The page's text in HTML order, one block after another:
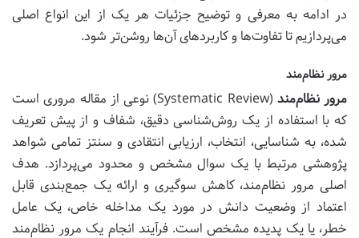
در ادامه به معرفی و توضیح جزئیات هر یک از این انواع اصلی
می‌پردازیم تا تفاوت‌ها و کاربردهای آن‌ها روشن‌تر شود.
مرور نظام‌مند
مرور نظام‌مند
(Systematic Review) نوعی از مقاله مروری است
که با استفاده از یک روش‌شناسی دقیق، شفاف و از پیش تعریف
شده، به شناسایی، انتخاب، ارزیابی انتقادی و سنتز تمامی شواهد
پژوهشی مرتبط با یک سوال مشخص و محدود می‌پردازد. هدف
اصلی مرور نظام‌مند، کاهش سوگیری و ارائه یک جمع‌بندی قابل
اعتماد از وضعیت دانش در مورد یک مداخله خاص، یک عامل
خطر، یا یک پدیده مشخص است. فرآیند انجام یک مرور نظام‌مند